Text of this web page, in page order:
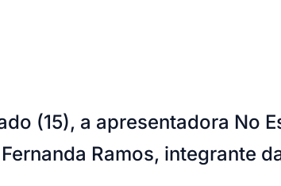
(15), a apresentadora No
Ramos, integrante